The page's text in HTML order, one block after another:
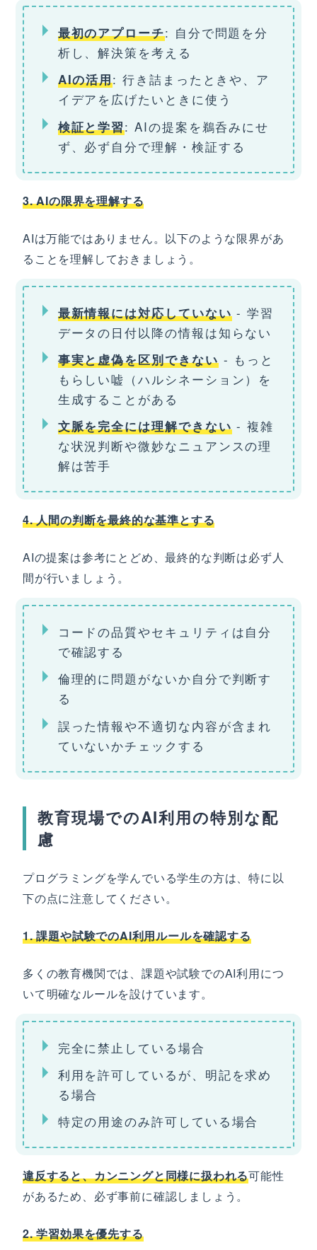
最初のアプローチ: 自分で問題を分
析し、解決策を考える
AIの活用: 行き詰まったときや、ア
イデアを広げたいときに使う
検証と学習: AIの提案を鵜呑みにせ
ず、必ず自分で理解・検証する
3. AIの限界を理解する
AIは万能ではありません。以下のような限界があ
ることを理解しておきましょう。
最新情報には対応していない- 学習
データの日付以降の情報は知らない
事実と虚偽を区別できない- もっと
もらしい嘘（ハルシネーション）を
生成することがある
文脈を完全には理解できない- 複雑
な状況判断や微妙なニュアンスの理
解は苦手
4. 人間の判断を最終的な基準とする
AIの提案は参考にとどめ、最終的な判断は必ず人
間が行いましょう。
コードの品質やセキュリティは自分
で確認する
倫理的に問題がないか自分で判断す
る
誤った情報や不適切な内容が含まれ
ていないかチェックする
教育現場でのAI利用の特別な配
慮
プログラミングを学んでいる学生の方は、特に以
下の点に注意してください。
1. 課題や試験でのAI利用ルールを確認する
多くの教育機関では、課題や試験でのAI利用につ
いて明確なルールを設けています。
完全に禁止している場合
利用を許可しているが、明記を求め
る場合
特定の用途のみ許可している場合
違反すると、カンニングと同様に扱われる可能性
があるため、必ず事前に確認しましょう。
2. 学習効果を優先する